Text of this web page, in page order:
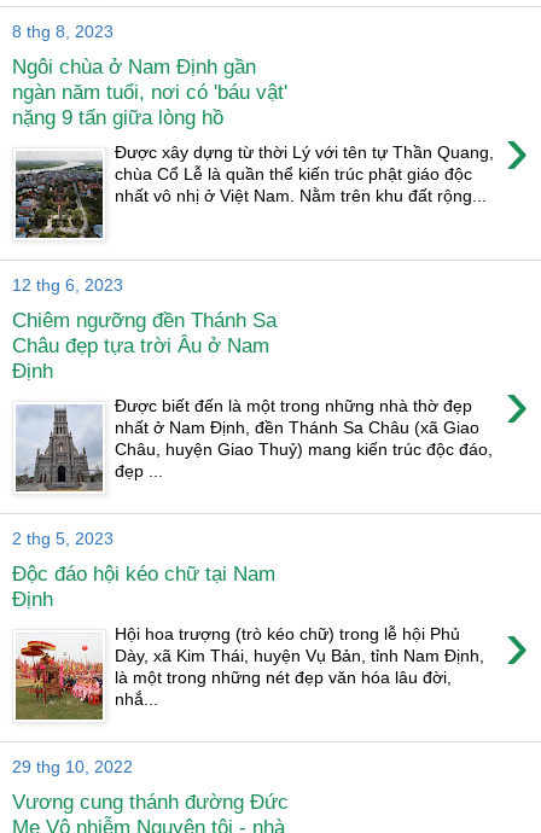
8 thg 8, 2023
Ngôi chùa ở Nam Định gần
ngàn năm tuổi, nơi có 'báu vật'
nặng 9 tấn giữa lòng hồ
›
Được xây dựng từ thời Lý với tên tự Thần Quang,
chùa Cổ Lễ là quần thể kiến trúc phật giáo độc
nhất vô nhị ở Việt Nam. Nằm trên khu đất rộng...
12 thg 6, 2023
Chiêm ngưỡng đền Thánh Sa
Châu đẹp tựa trời Âu ở Nam
Định
›
Được biết đến là một trong những nhà thờ đẹp
nhất ở Nam Định, đền Thánh Sa Châu (xã Giao
Châu, huyện Giao Thuỷ) mang kiến trúc độc đáo,
đẹp ...
2 thg 5, 2023
Độc đáo hội kéo chữ tại Nam
Định
›
Hội hoa trượng (trò kéo chữ) trong lễ hội Phủ
Dày, xã Kim Thái, huyện Vụ Bản, tỉnh Nam Định,
là một trong những nét đẹp văn hóa lâu đời,
nhắ...
29 thg 10, 2022
Vương cung thánh đường Đức
Mẹ Vô nhiễm Nguyên tội - nhà